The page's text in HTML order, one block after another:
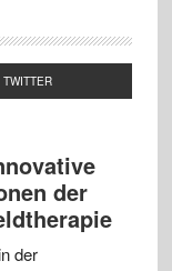
TWITTER
der
der